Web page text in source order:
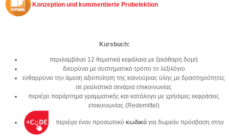
Konzeption und kommentierte Probelektion
Kursbuch:
περιλαμβάνει 12 θεματικά κεφάλαια με ξεκάθαρη δομή
διευρύνει με συστηματικό τρόπο το λεξιλόγιο
ενθαρρύνει την άμεση αξιοποίηση της καινούριας ύλης με δραστηριότητες
σε ρεαλιστικά σενάρια επικοινωνίας
περιέχει παράρτημα γραμματικής και κατάλογο με χρήσιμες εκφράσεις
επικοινωνίας (Redemittel)
περιέχει έναν προσωπικό κωδικό για δωρεάν πρόσβαση στην